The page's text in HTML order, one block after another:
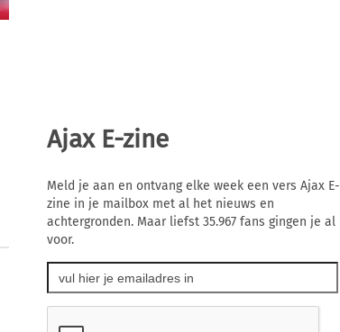
Ajax E-zine
Meld je aan en ontvang elke week een vers Ajax E-
zine in je mailbox met al het nieuws en
achtergronden. Maar liefst 35.967 fans gingen je al
voor.